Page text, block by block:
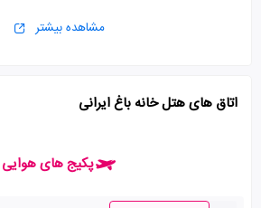
مشاهده بیشتر
اتاق های هتل خانه باغ ایرانی
پکیج های هوایی